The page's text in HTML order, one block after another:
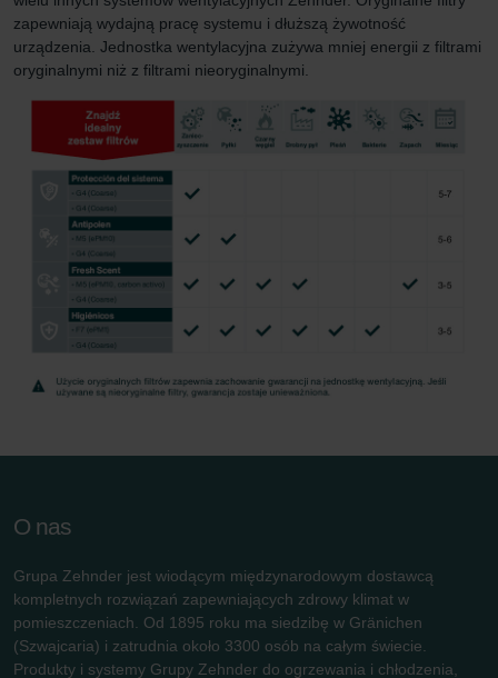
danych Zehnder
Zehnder Group UK Limited: Privacy Policy
zapewniają wydajną pracę systemu i dłuższą żywotność
urządzenia. Jednostka wentylacyjna zużywa mniej energii z filtrami
oryginalnymi niż z filtrami nieoryginalnymi.
O nas
Grupa Zehnder jest wiodącym międzynarodowym dostawcą
kompletnych rozwiązań zapewniających zdrowy klimat w
pomieszczeniach. Od 1895 roku ma siedzibę w Gränichen
(Szwajcaria) i zatrudnia około 3300 osób na całym świecie.
Produkty i systemy Grupy Zehnder do ogrzewania i chłodzenia,